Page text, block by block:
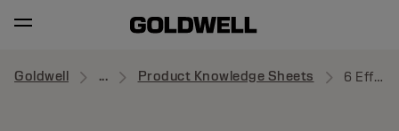
Goldwell ... Product Knowledge Sheets 6 Effects Serum